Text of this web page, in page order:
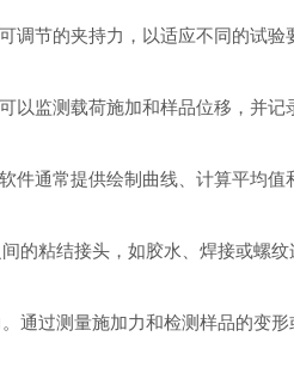
节的夹持力，以适应不同的试验
监测载荷施加和样品位移，并记
常提供绘制曲线、计算平均值
粘结接头，如胶水、焊接或螺纹
过测量施加力和检测样品的变形